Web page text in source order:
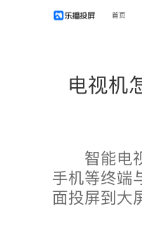
首页
电视机
智能电视
手机等终端
面投屏到大